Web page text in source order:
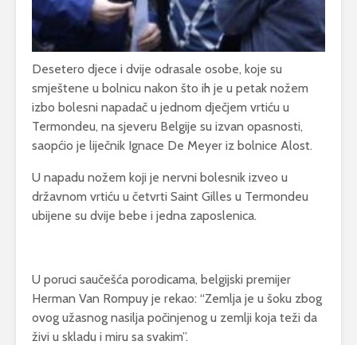
Desetero djece i dvije odrasale osobe, koje su
smještene u bolnicu nakon što ih je u petak nožem
izbo bolesni napadač u jednom dječjem vrtiću u
Termondeu, na sjeveru Belgije su izvan opasnosti,
saopćio je liječnik Ignace De Meyer iz bolnice Alost.
U napadu nožem koji je nervni bolesnik izveo u
državnom vrtiću u četvrti Saint Gilles u Termondeu
ubijene su dvije bebe i jedna zaposlenica.
U poruci saučešća porodicama, belgijski premijer
Herman Van Rompuy je rekao: “Zemlja je u šoku zbog
ovog užasnog nasilja počinjenog u zemlji koja teži da
živi u skladu i miru sa svakim”.